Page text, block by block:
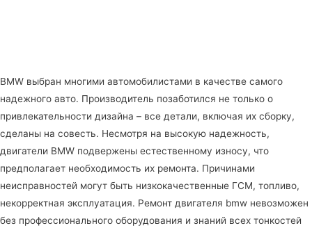
BMW выбран многими автомобилистами в качестве самого
надежного авто. Производитель позаботился не только о
привлекательности дизайна – все детали, включая их сборку,
сделаны на совесть. Несмотря на высокую надежность,
двигатели BMW подвержены естественному износу, что
предполагает необходимость их ремонта. Причинами
неисправностей могут быть низкокачественные ГСМ, топливо,
некорректная эксплуатация. Ремонт двигателя bmw невозможен
без профессионального оборудования и знаний всех тонкостей